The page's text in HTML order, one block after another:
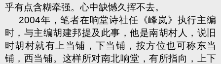
乎有点含糊牵强。心中缺憾久挥不去。
2004年，笔者在响堂诗社任《峰岚》执行主编
时，与主编胡建邦提及此事，他是南胡村人，说旧
时胡村就有上当铺，下当铺，按方位也可称东当
铺，西当铺。这样所对南北响堂，有所指向，上下